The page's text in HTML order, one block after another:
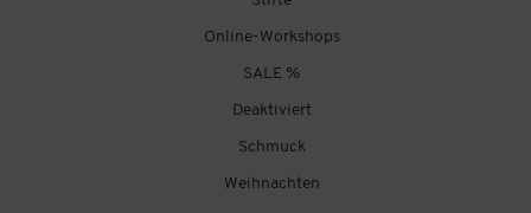
Online-Workshops
SALE %
Deaktiviert
Schmuck
Weihnachten